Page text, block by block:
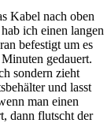
Kabel nach oben
ich einen langen
befestigt um es
gedauert.
sondern zieht
und lasst
man einen
dann flutscht der